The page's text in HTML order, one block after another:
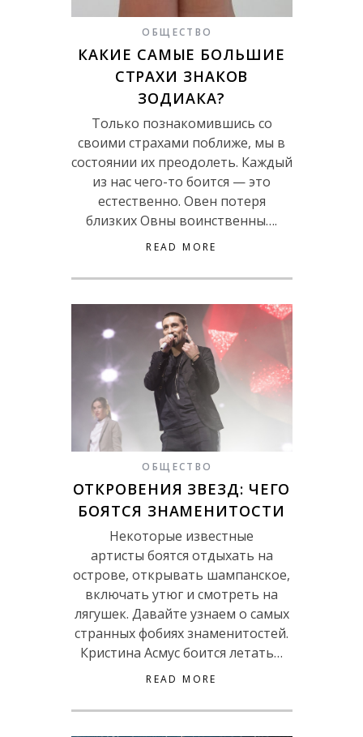
ОБЩЕСТВО
КАКИЕ САМЫЕ БОЛЬШИЕ
СТРАХИ ЗНАКОВ
ЗОДИАКА?
Только познакомившись со
своими страхами поближе, мы в
состоянии их преодолеть. Каждый
из нас чего-то боится — это
естественно. Овен потеря
близких Овны воинственны….
READ MORE
ОБЩЕСТВО
ОТКРОВЕНИЯ ЗВЕЗД: ЧЕГО
БОЯТСЯ ЗНАМЕНИТОСТИ
Некоторые известные
артисты боятся отдыхать на
острове, открывать шампанское,
включать утюг и смотреть на
лягушек. Давайте узнаем о самых
странных фобиях знаменитостей.
Кристина Асмус боится летать…
READ MORE